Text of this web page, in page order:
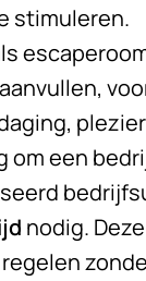
stimuleren.
om een
nodig.